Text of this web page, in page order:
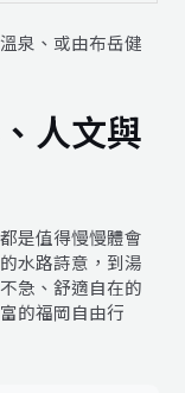
泉、或由布岳健
人文與
是值得慢慢體會
水路詩意，到湯
急、舒適自在的
的福岡自由行